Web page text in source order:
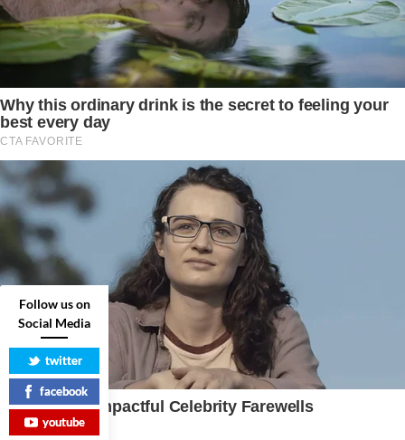
Follow us on
Social Media
twitter
facebook
youtube